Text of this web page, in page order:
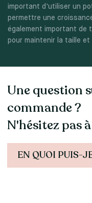
important d'utiliser un
permettre une
également important de
pour maintenir la taille
Une question
commande ?
N'hésitez pas
EN QUOI PUIS-